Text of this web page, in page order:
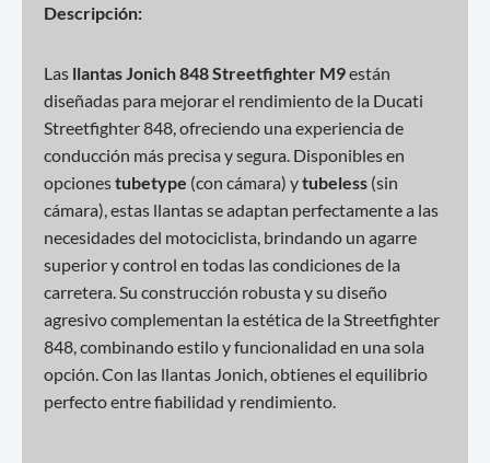
Descripción:
Las llantas Jonich 848 Streetfighter M9están
diseñadas para mejorar el rendimiento de la Ducati
Streetfighter 848, ofreciendo una experiencia de
conducción más precisa y segura. Disponibles en
opcionestubetype (con cámara) ytubeless (sin
cámara), estas llantas se adaptan perfectamente a las
necesidades del motociclista, brindando un agarre
superior y control en todas las condiciones de la
carretera. Su construcción robusta y su diseño
agresivo complementan la estética de la Streetfighter
848, combinando estilo y funcionalidad en una sola
opción. Con las llantas Jonich, obtienes el equilibrio
perfecto entre fiabilidad y rendimiento.